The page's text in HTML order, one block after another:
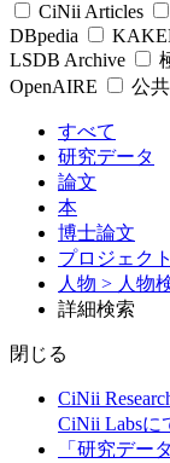
CiNii Articles
DBpedia
LSDB Archive
OpenAIRE
公
すべて
研究データ
論文
本
博士論文
プロジェクト
人物 > 人物
詳細検索
閉じる
CiNii
CiNii Labsに
「研究デー